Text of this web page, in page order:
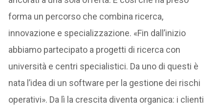
forma un percorso che combina ricerca,
innovazione e specializzazione. «Fin dall’inizio
abbiamo partecipato a progetti di ricerca con
università e centri specialistici. Da uno di questi è
nata l’idea di un software per la gestione dei rischi
operativi». Da lì la crescita diventa organica: i clienti